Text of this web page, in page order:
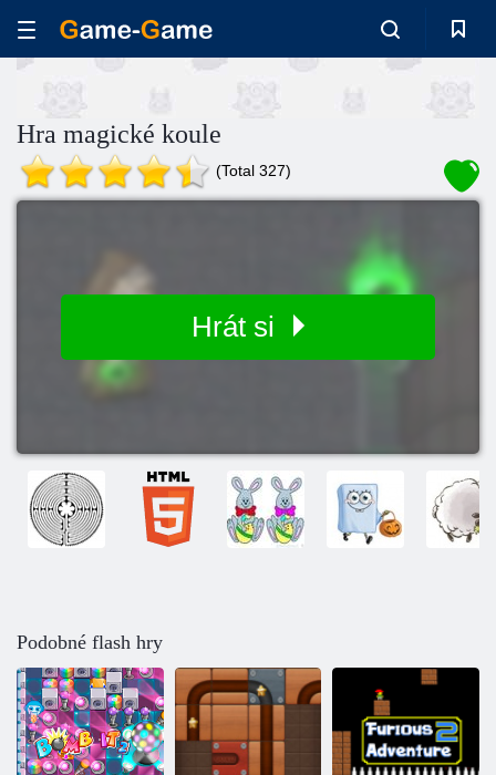
Hra magické koule
(Total 327)
Hrát si
Podobné flash hry